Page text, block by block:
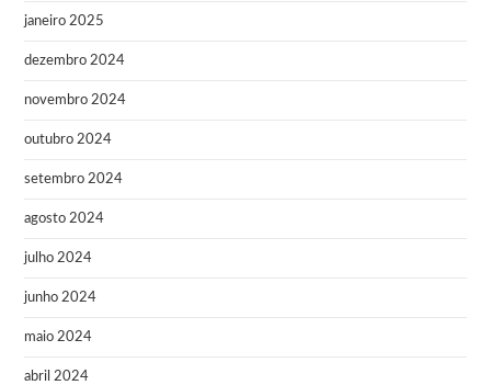
janeiro 2025
dezembro 2024
novembro 2024
outubro 2024
setembro 2024
agosto 2024
julho 2024
junho 2024
maio 2024
abril 2024